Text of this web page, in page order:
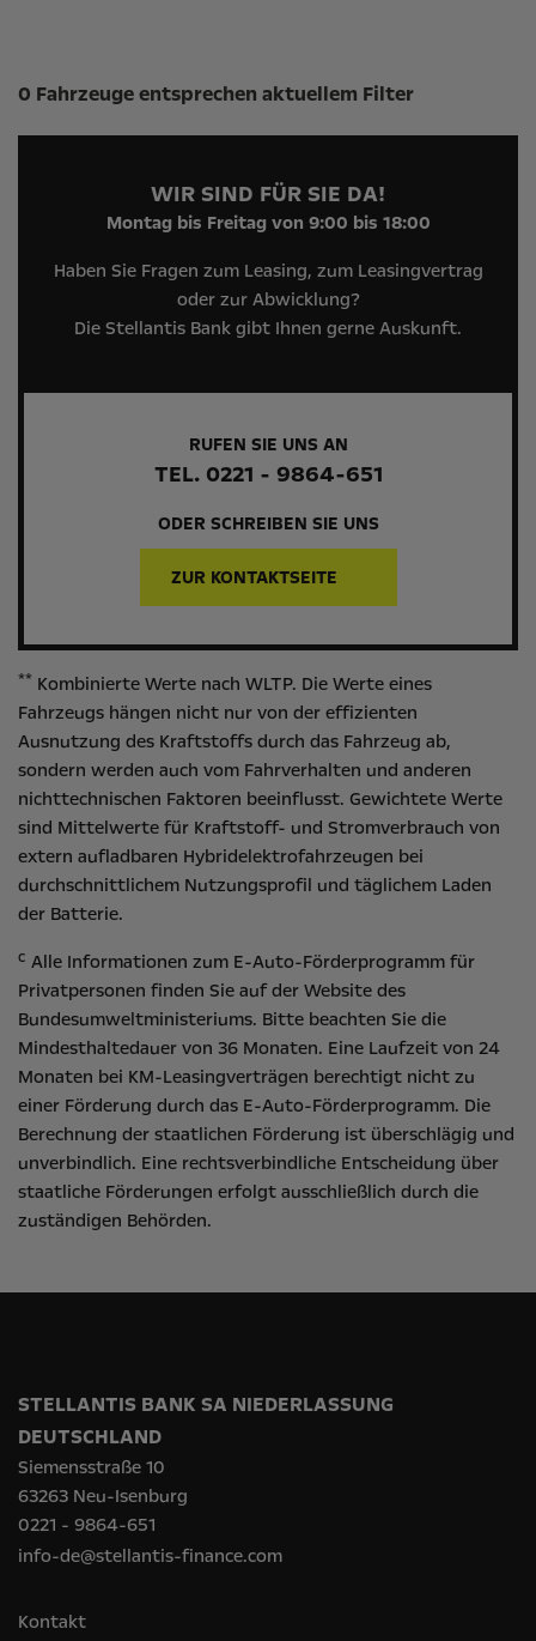
Suchergebnisse
0 Fahrzeuge entsprechen aktuellem Filter
WIR SIND FÜR SIE DA!
Montag bis Freitag von 9:00 bis 18:00
Haben Sie Fragen zum Leasing, zum Leasingvertrag
oder zur Abwicklung?
Die Stellantis Bank gibt Ihnen gerne Auskunft.
RUFEN SIE UNS AN
TEL. 0221 - 9864-651
ODER SCHREIBEN SIE UNS
ZUR KONTAKTSEITE
** Kombinierte Werte nach WLTP. Die Werte eines
Fahrzeugs hängen nicht nur von der effizienten
Ausnutzung des Kraftstoffs durch das Fahrzeug ab,
sondern werden auch vom Fahrverhalten und anderen
nichttechnischen Faktoren beeinflusst. Gewichtete Werte
sind Mittelwerte für Kraftstoff- und Stromverbrauch von
extern aufladbaren Hybridelektrofahrzeugen bei
durchschnittlichem Nutzungsprofil und täglichem Laden
der Batterie.
c Alle Informationen zum E-Auto-Förderprogramm für
Privatpersonen finden Sie auf der Website des
Bundesumweltministeriums. Bitte beachten Sie die
Mindesthaltedauer von 36 Monaten. Eine Laufzeit von 24
Monaten bei KM-Leasingverträgen berechtigt nicht zu
einer Förderung durch das E-Auto-Förderprogramm. Die
Berechnung der staatlichen Förderung ist überschlägig und
unverbindlich. Eine rechtsverbindliche Entscheidung über
staatliche Förderungen erfolgt ausschließlich durch die
zuständigen Behörden.
STELLANTIS BANK SA NIEDERLASSUNG
DEUTSCHLAND
Siemensstraße 10
63263 Neu-Isenburg
0221 - 9864-651
info-de@stellantis-finance.com
Kontakt